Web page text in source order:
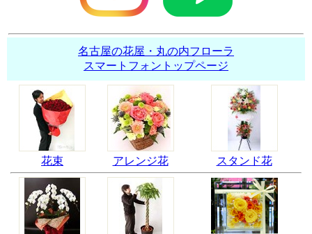
名古屋の花屋・丸の内フローラ
スマートフォントップページ
花束 アレンジ花 スタンド花